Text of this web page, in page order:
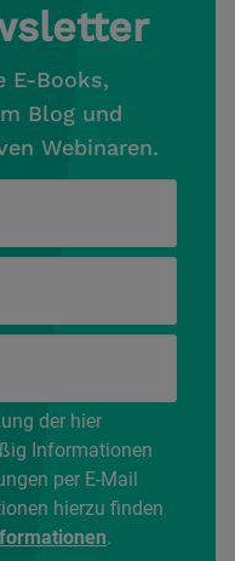
E-Books,
Blog und
Webinaren.
der hier
Informationen
per E-Mail
hierzu finden
.